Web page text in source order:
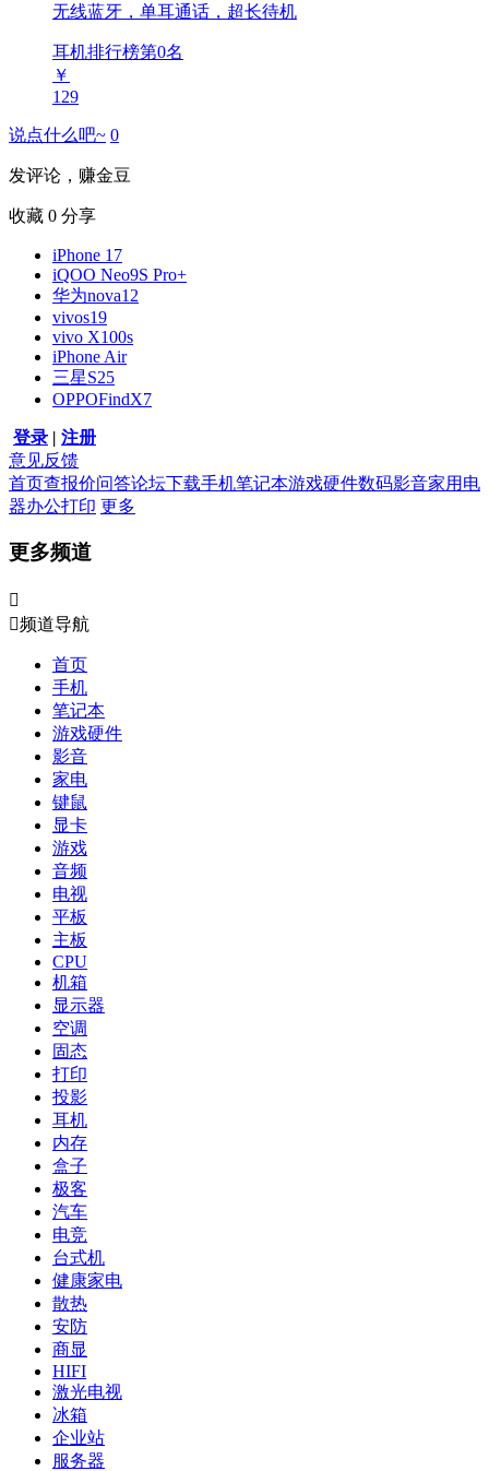
无线蓝牙，单耳通话，超长待机
耳机排行榜第0名
￥
129
说点什么吧~ 0
发评论，赚金豆
收藏 0 分享
iPhone 17
iQOO Neo9S Pro+
华为nova12
vivos19
vivo X100s
iPhone Air
三星S25
OPPOFindX7
登录 | 注册
意见反馈
首页查报价问答论坛下载手机笔记本游戏硬件数码影音家用电
器办公打印 更多
更多频道

频道导航
首页
手机
笔记本
游戏硬件
影音
家电
键鼠
显卡
游戏
音频
电视
平板
主板
CPU
机箱
显示器
空调
固态
打印
投影
耳机
内存
盒子
极客
汽车
电竞
台式机
健康家电
散热
安防
商显
HIFI
激光电视
冰箱
企业站
服务器